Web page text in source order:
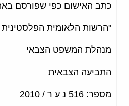
כתב האישום כפי שפורסם
"הרשות הלאומית הפלסטינית
מנהלת המשפט הצבאי
התביעה הצבאית
מספר: 516 נ ע ר / 2010